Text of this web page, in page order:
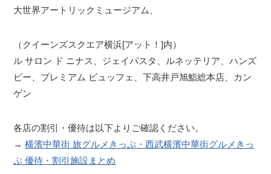
大世界アートリックミュージアム、
（クイーンズスクエア横浜[アット！]内）
ル サロン ド ニナス、ジェイパスタ、ルネッテリア、ハンズ
ビー、プレミアム ビュッフェ、下高井戸旭鮨総本店、カン
ゲン
各店の割引・優待は以下よりご確認ください。
→横濱中華街 旅グルメきっぷ・西武横濱中華街グルメきっ
ぷ 優待・割引施設まとめ